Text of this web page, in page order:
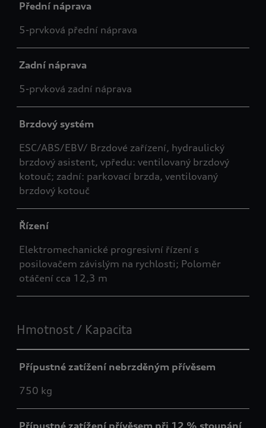
Přední náprava
5-prvková přední náprava
Zadní náprava
5-prvková zadní náprava
Brzdový systém
ESC/ABS/EBV/ Brzdové zařízení, hydraulický
brzdový asistent, vpředu: ventilovaný brzdový
kotouč; zadní: parkovací brzda, ventilovaný
brzdový kotouč
Řízení
Elektromechanické progresivní řízení s
posilovačem závislým na rychlosti; Poloměr
otáčení cca 12,3 m
Hmotnost / Kapacita
Přípustné zatížení nebrzděným přívěsem
750 kg
Přípustné zatížení přívěsem při 12 % stoupání